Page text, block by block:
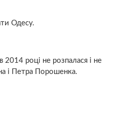
Одесу.
році не розпалася і не
і Петра Порошенка.